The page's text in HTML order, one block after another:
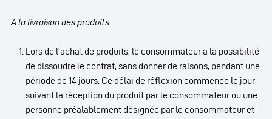
A la livraison des produits :
Lors de l’achat de produits, le consommateur a la possibilité
de dissoudre le contrat, sans donner de raisons, pendant une
période de 14 jours. Ce délai de réflexion commence le jour
suivant la réception du produit par le consommateur ou une
personne préalablement désignée par le consommateur et